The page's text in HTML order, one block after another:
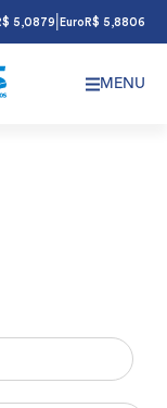
5,0879 Euro R$ 5,8806
MENU